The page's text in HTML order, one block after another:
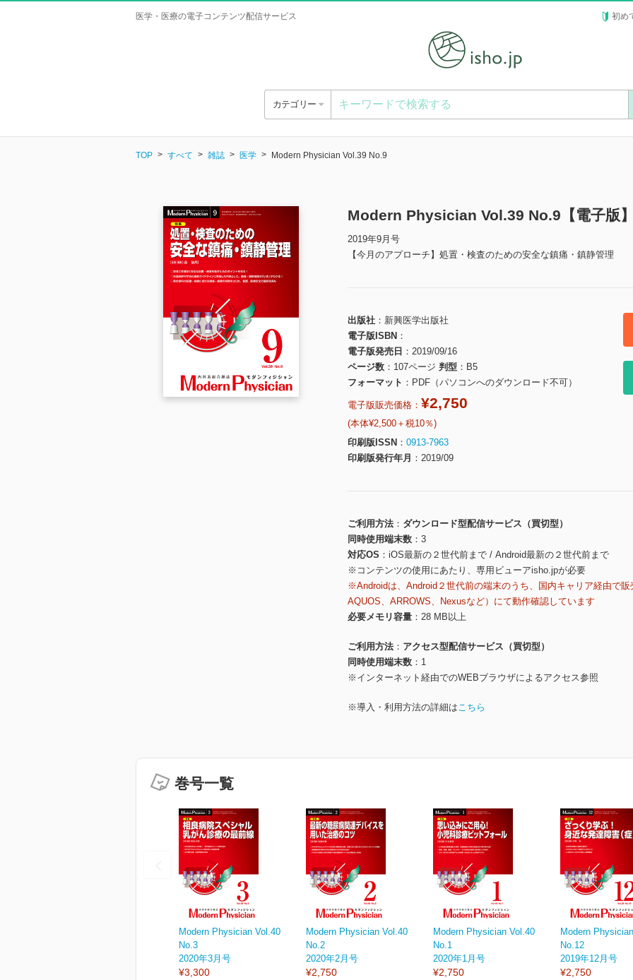
医学・医療の電子コンテンツ配信サービス 初め
カテゴリー
TOP すべて 雑誌 医学 Modern Physician Vol.39 No.9
Modern Physician Vol.39 No.9【電子版】
2019年9月号
【今月のアプローチ】処置・検査のための安全な鎮痛・鎮静管理
出版社
新興医学出版社
電子版ISBN
電子版発売日
2019/09/16
ページ数
107ページ 判型
B5
フォーマット
PDF（パソコンへのダウンロード不可）
電子版販売価格： ¥2,750
(本体¥2,500＋税10％)
印刷版ISSN
0913-7963
印刷版発行年月
2019/09
ご利用方法
ダウンロード型配信サービス（買切型）
同時使用端末数
3
対応OS
iOS最新の２世代前まで / Android最新の２世代前まで
※コンテンツの使用にあたり、専用ビューアisho.jpが必要
※Androidは、Android２世代前の端末のうち、国内キャリア経由で販
AQUOS、ARROWS、Nexusなど）にて動作確認しています
必要メモリ容量
28 MB以上
ご利用方法
アクセス型配信サービス（買切型）
同時使用端末数
1
※インターネット経由でのWEBブラウザによるアクセス参照
※導入・利用方法の詳細はこちら
巻号一覧
Modern Physician Vol.40
No.3
2020年3月号
¥3,300
Modern Physician Vol.40
No.2
2020年2月号
¥2,750
Modern Physician Vol.40
No.1
2020年1月号
¥2,750
Modern
No.12
2019年12月号
¥2,750